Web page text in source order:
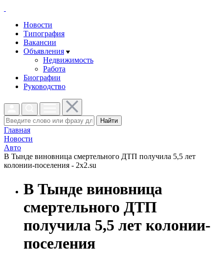
Новости
Типография
Вакансии
Объявления
Недвижимость
Работа
Биографии
Руководство
Найти
Главная
Новости
Авто
В Тынде виновница смертельного ДТП получила 5,5 лет
колонии-поселения - 2x2.su
В Тынде виновница
смертельного ДТП
получила 5,5 лет колонии-
поселения